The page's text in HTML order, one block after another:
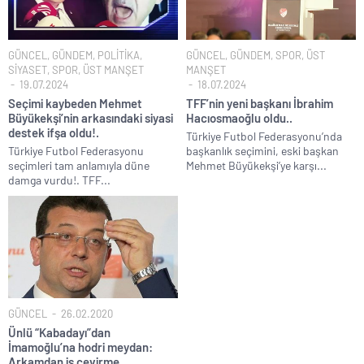
Uğur Mumcu dosyası 33 yıl sonra yeniden açılıyor..
CHP Lideri Kılıçdaoğlu’ndan Terörsüz Türkiye sürecine destek
açıklaması..
Denize döktüğümüz(!) Yunanların ekonomisini şaha kaldırdık!.
TÜİK sipariş enflasyon oranlarını açıkladı!.
TÜİK kira zam oranını yüzde 31 olarak açıkladı..
Etimesgut Belediye Başkanı Erdal Beşikçioğlu hakkında
tutuklama talebi..
GÜNCEL , GÜNDEM, POLİTİKA,
SİYASET, SPOR, ÜST MANŞET
19.07.2024
Seçimi kaybeden Mehmet
Büyükekşi’nin arkasındaki siyasi
destek ifşa oldu!.
Türkiye Futbol Federasyonu
seçimleri tam anlamıyla düne
damga vurdu!. TFF...
GÜNCEL , GÜNDEM, SPOR, ÜST
MANŞET
18.07.2024
TFF’nin yeni başkanı İbrahim
Hacıosmaoğlu oldu..
Türkiye Futbol Federasyonu’nda
başkanlık seçimini, eski başkan
Mehmet Büyükekşi’ye karşı...
GÜNCEL 26.02.2020
Ünlü “Kabadayı”dan
İmamoğlu’na hodri meydan: